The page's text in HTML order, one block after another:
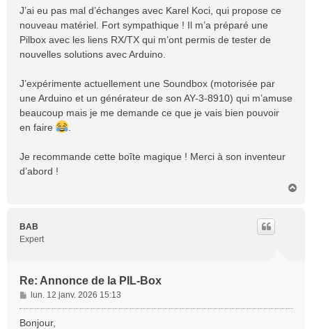
s
g
e
J’ai eu pas mal d’échanges avec Karel Koci, qui propose ce
nouveau matériel. Fort sympathique ! Il m’a préparé une
Pilbox avec les liens RX/TX qui m’ont permis de tester de
nouvelles solutions avec Arduino.
J’expérimente actuellement une Soundbox (motorisée par
une Arduino et un générateur de son AY-3-8910) qui m’amuse
beaucoup mais je me demande ce que je vais bien pouvoir
en faire
Je recommande cette boîte magique ! Merci à son inventeur
d’abord !
BAB
Expert
Re: Annonce de la PIL-Box
M
e
s
lun. 12 janv. 2026 15:13
Bonjour,